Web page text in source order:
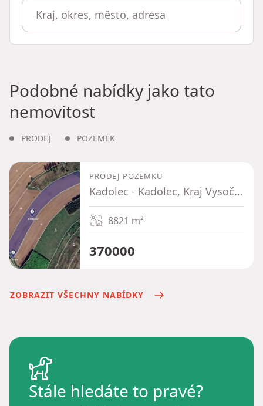
Podobné nabídky jako tato
nemovitost
PRODEJ POZEMEK
PRODEJ POZEMKU
Kadolec - Kadolec, Kraj Vysočina
8821 m²
370000
ZOBRAZIT VŠECHNY NABÍDKY
Stále hledáte to pravé?